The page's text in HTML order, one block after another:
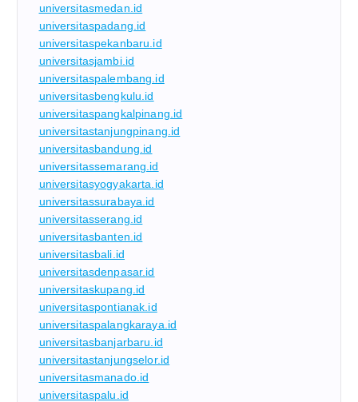
universitasmedan.id
universitaspadang.id
universitaspekanbaru.id
universitasjambi.id
universitaspalembang.id
universitasbengkulu.id
universitaspangkalpinang.id
universitastanjungpinang.id
universitasbandung.id
universitassemarang.id
universitasyogyakarta.id
universitassurabaya.id
universitasserang.id
universitasbanten.id
universitasbali.id
universitasdenpasar.id
universitaskupang.id
universitaspontianak.id
universitaspalangkaraya.id
universitasbanjarbaru.id
universitastanjungselor.id
universitasmanado.id
universitaspalu.id